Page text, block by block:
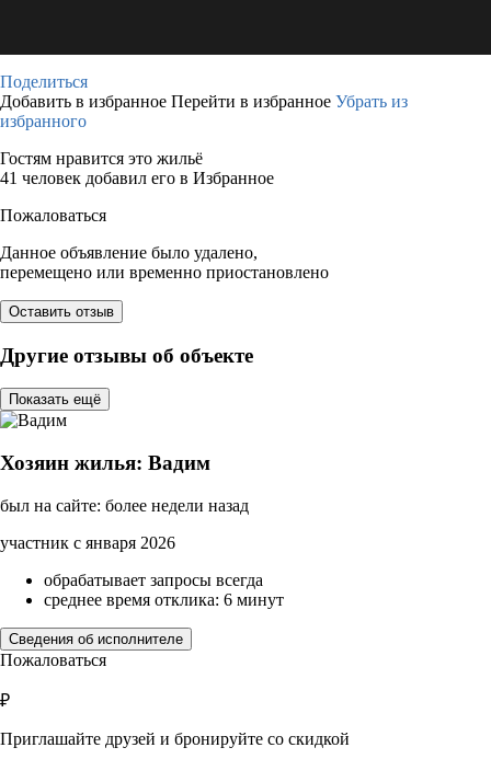
Поделиться
Добавить в избранное Перейти в избранное Убрать из
избранного
Гостям нравится это жильё
41 человек добавил его в Избранное
Пожаловаться
Данное объявление было удалено,
перемещено или временно приостановлено
Оставить отзыв
Другие отзывы об объекте
Показать ещё
Хозяин жилья: Вадим
был на сайте: более недели назад
участник с января 2026
обрабатывает запросы всегда
среднее время отклика: 6 минут
Сведения об исполнителе
Пожаловаться
₽
Приглашайте друзей и бронируйте со скидкой